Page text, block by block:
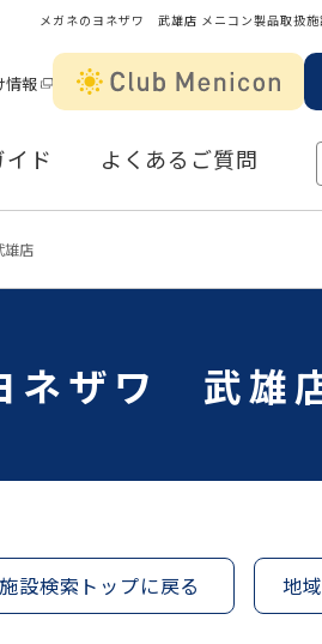
メガネのヨネザワ 武雄店 メニコン製品取扱
情報
ド よくあるご質問
店
ネザワ 武雄
設検索トップに戻る 地